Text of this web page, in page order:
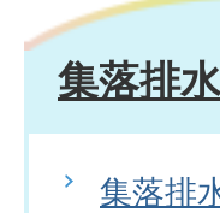
集落排
集落排